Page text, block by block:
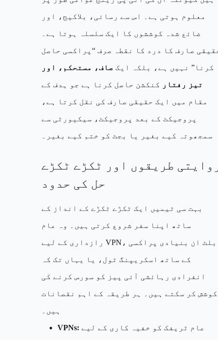
معلوم ہوتی ہے۔ اس سے رسائی، بلاکیج، اور
ضائع شدہ کوششوں کا ایک سلسلہ ہوتا ہے۔
صارف کا درد کا نقطہ صرف “پراکسی حاصل
کرنا” نہیں ہے، بلکہ ایک صاف، مستحکم، اور
تیز رفتار کنکشن حاصل کرنا ہے جو ہدف کے
مقام میں ایک حقیقی صارف کی نقل کرتا ہے،
پروجیکٹ کے بعد پروجیکٹ، سیکیورٹی سے
سمجھوتہ کیے بغیر یا بجٹ کو ختم کیے بغیر۔
طریقوں اور ٹکڑے ٹکڑے
حل کی حدود
بہت سی ٹیمیں ایک ٹکڑے ٹکڑے کے انداز کے
ساتھ اپنا سفر شروع کرتی ہیں۔ وہ عام
رازداری کے لیے VPN، بلٹ ان بنیادی پراکسی
کے ساتھ اسکریپنگ ٹول، یا یہاں تک کہ
انفرادی رہائشی آئی پیز کو سورس کرنے کی
کوشش کر سکتے ہیں۔ ہر طریقہ کے اہم نقصانات
ہیں۔
VPNs: